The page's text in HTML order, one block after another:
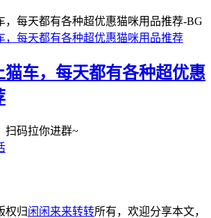
猫车，每天都有各种超优惠
扫码拉你进群~
权归闲闲来来转转所有，欢迎分享本文，